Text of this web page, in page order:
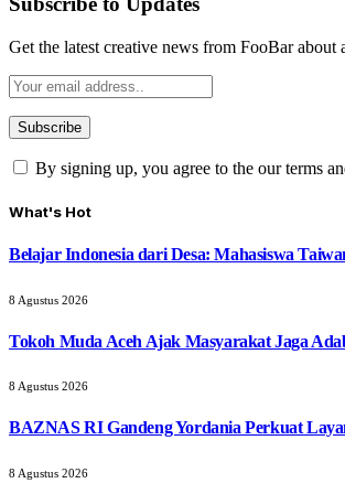
Get the latest creative news from FooBar about
By signing up, you agree to the our terms
What's Hot
Belajar Indonesia dari Desa: Mahasiswa
8 Agustus 2026
Tokoh Muda Aceh Ajak Masyarakat Jaga
8 Agustus 2026
BAZNAS RI Gandeng Yordania Perkuat
8 Agustus 2026